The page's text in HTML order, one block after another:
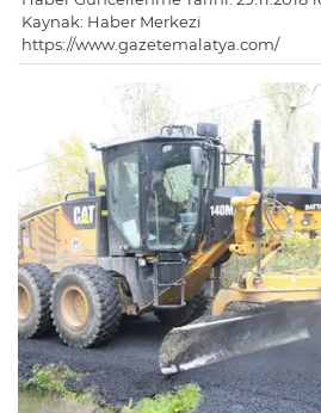
Kaynak: Haber Merkezi
https://www.gazetemalatya.com/